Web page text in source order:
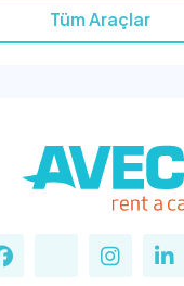
Tüm Araçlar